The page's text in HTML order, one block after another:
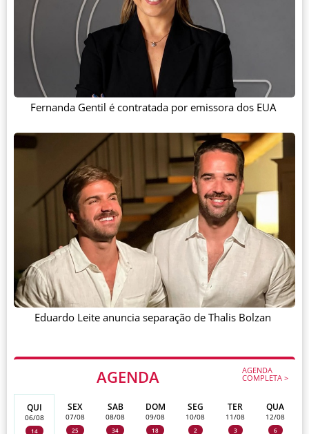
AGENDA AGENDA
COMPLETA >
QUI
06/08
14
SEX
07/08
25
SAB
08/08
34
DOM
09/08
18
SEG
10/08
2
TER
11/08
3
QUA
12/08
6
Fernanda Gentil é contratada por emissora dos EUA
Eduardo Leite anuncia separação de Thalis Bolzan